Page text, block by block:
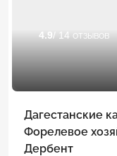
4.9/ 14 отзывов
Дагестанские
Форелевое
Дербент